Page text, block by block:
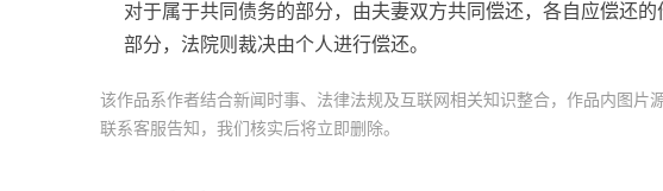
对于属于共同债务的部分，由夫妻双方共同偿还，各自应偿还
部分，法院则裁决由个人进行偿还。
该作品系作者结合新闻时事、法律法规及互联网相关知识整合，作品内图片
联系客服告知，我们核实后将立即删除。